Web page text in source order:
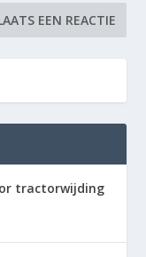
tractorwijding